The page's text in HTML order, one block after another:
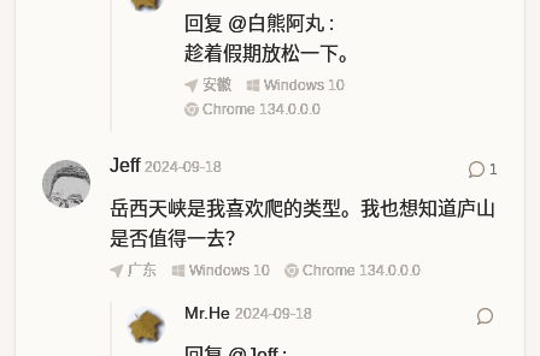
回复 @白熊阿丸 :
趁着假期放松一下。
安徽
Windows 10
Chrome 134.0.0.0
Jeff 2024-09-18 1
岳西天峡是我喜欢爬的类型。我也想知道庐山
是否值得一去？
广东 Windows 10 Chrome 134.0.0.0
Mr.He 2024-09-18